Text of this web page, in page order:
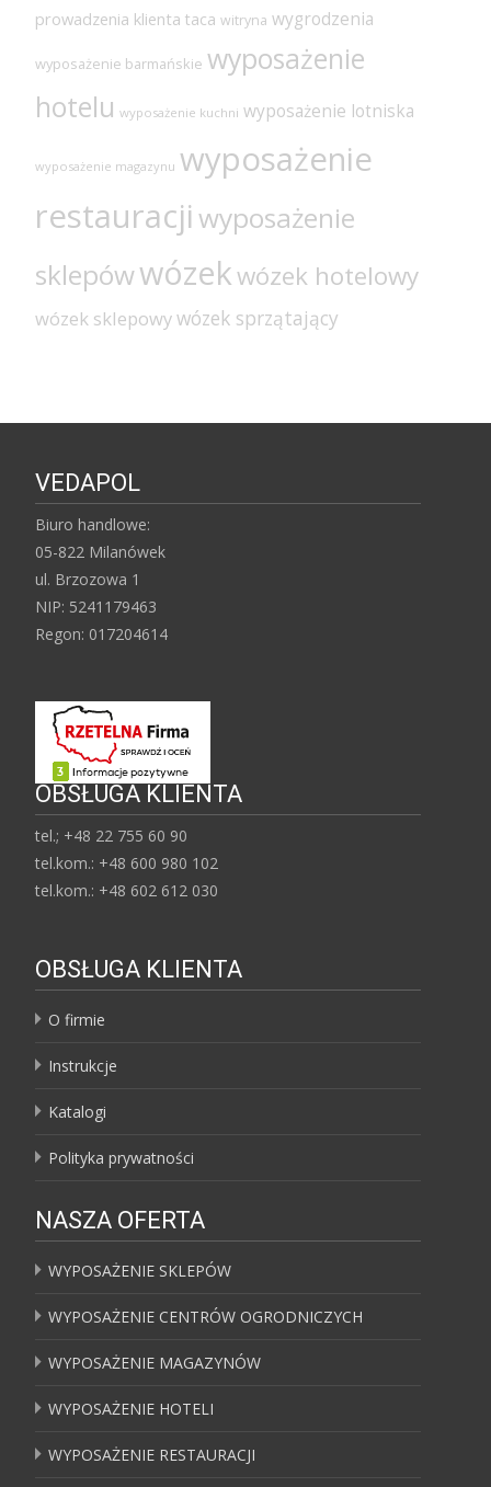
prowadzenia klienta taca witryna wygrodzenia
wyposażenie barmańskie wyposażenie
hotelu wyposażenie kuchni wyposażenie lotniska
wyposażenie magazynu wyposażenie
restauracjiwyposażenie
sklepówwózekwózek hotelowy
wózek sklepowywózek sprzątający
VEDAPOL
Biuro handlowe:
05-822 Milanówek
ul. Brzozowa 1
NIP: 5241179463
Regon: 017204614
OBSŁUGA KLIENTA
tel.; +48 22 755 60 90
tel.kom.: +48 600 980 102
tel.kom.: +48 602 612 030
OBSŁUGA KLIENTA
O firmie
Instrukcje
Katalogi
Polityka prywatności
NASZA OFERTA
WYPOSAŻENIE SKLEPÓW
WYPOSAŻENIE CENTRÓW OGRODNICZYCH
WYPOSAŻENIE MAGAZYNÓW
WYPOSAŻENIE HOTELI
WYPOSAŻENIE RESTAURACJI